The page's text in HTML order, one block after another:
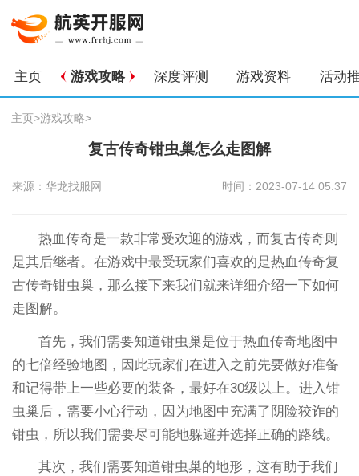
主页 游戏攻略 深度评测 游戏资料 活动
主页>游戏攻略>
复古传奇钳虫巢怎么走图解
来源：华龙找服网 时间：2023-07-14 05:37
热血传奇是一款非常受欢迎的游戏，而复古传奇则
是其后继者。在游戏中最受玩家们喜欢的是热血传奇复
古传奇钳虫巢，那么接下来我们就来详细介绍一下如何
走图解。
首先，我们需要知道钳虫巢是位于热血传奇地图中
的七倍经验地图，因此玩家们在进入之前先要做好准备
和记得带上一些必要的装备，最好在30级以上。进入钳
虫巢后，需要小心行动，因为地图中充满了阴险狡诈的
钳虫，所以我们需要尽可能地躲避并选择正确的路线。
其次，我们需要知道钳虫巢的地形，这有助于我们